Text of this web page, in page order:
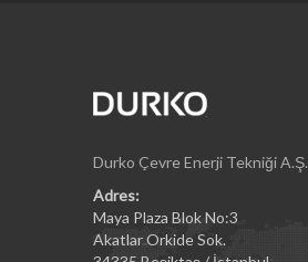
Durko Çevre Enerji Tekniği A.Ş.
Adres:
Maya Plaza Blok No:3
Akatlar Orkide Sok.